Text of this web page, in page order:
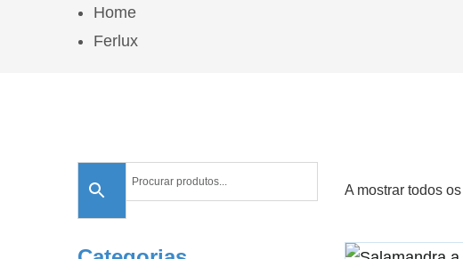
Home
Ferlux
A mostrar todos